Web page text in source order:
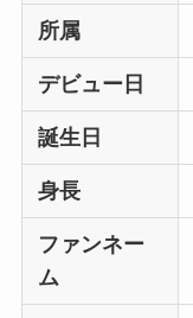
所属
デビュー日
誕生日
身長
ファンネー
ム